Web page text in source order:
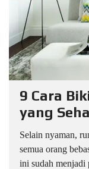
9 Cara
yang
Selain nyaman,
semua orang
ini sudah menjadi